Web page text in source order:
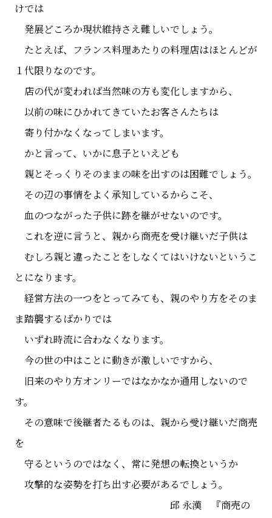
けでは
発展どころか現状維持さえ難しいでしょう。
たとえば、フランス料理あたりの料理店はほとんどが
１代限りなのです。
店の代が変われば当然味の方も変化しますから、
以前の味にひかれてきていたお客さんたちは
寄り付かなくなってしまいます。
かと言って、いかに息子といえども
親とそっくりそのままの味を出すのは困難でしょう。
その辺の事情をよく承知しているからこそ、
血のつながった子供に跡を継がせないのです。
これを逆に言うと、親から商売を受け継いだ子供は
むしろ親と違ったことをしなくてはいけないというこ
とになります。
経営方法の一つをとってみても、親のやり方をそのま
ま踏襲するばかりでは
いずれ時流に合わなくなります。
今の世の中はことに動きが激しいですから、
旧来のやり方オンリーではなかなか通用しないので
す。
その意味で後継者たるものは、親から受け継いだ商売
を
守るというのではなく、常に発想の転換というか
攻撃的な姿勢を打ち出す必要があるでしょう。
邱 永漢 『商売の